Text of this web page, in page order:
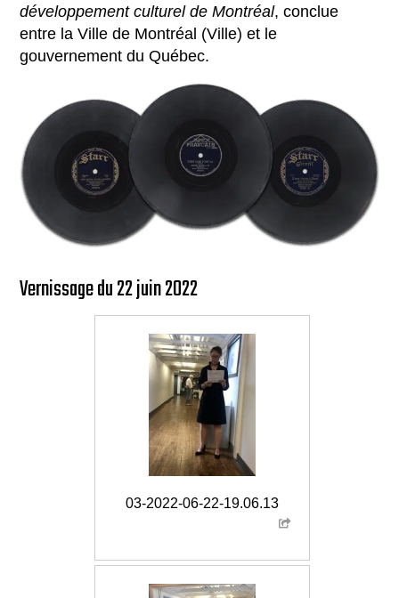
développement culturel de Montréal, conclue
entre la Ville de Montréal (Ville) et le
gouvernement du Québec.
Vernissage du 22 juin 2022
03-2022-06-22-19.06.13